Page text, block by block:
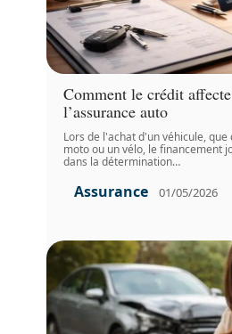
Comment le crédit
l’assurance auto
Lors de l'achat d'un véhicule,
moto ou un vélo, le financement
dans la détermination…
Assurance 01/05/2026